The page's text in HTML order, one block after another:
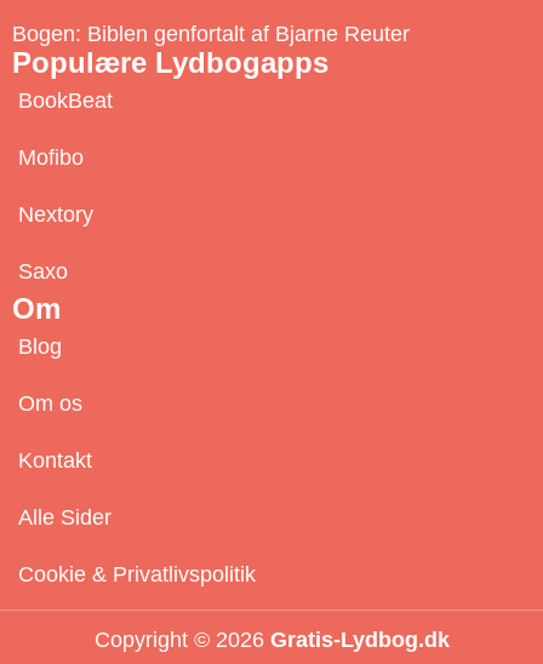
Om
Blog
Om os
Kontakt
Alle Sider
Cookie & Privatlivspolitik
Bogen: Biblen genfortalt af Bjarne Reuter
Populære Lydbogapps
BookBeat
Mofibo
Nextory
Saxo
Copyright © 2026 Gratis-Lydbog.dk